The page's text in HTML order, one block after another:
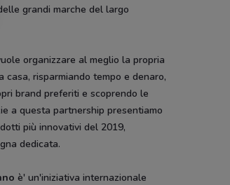
grandi marche del largo
organizzare al meglio la propria
casa, risparmiando tempo e denaro,
brand preferiti e scoprendo le
a questa partnership presentiamo
più innovativi del 2019,
dedicata.
è' un'iniziativa internazionale